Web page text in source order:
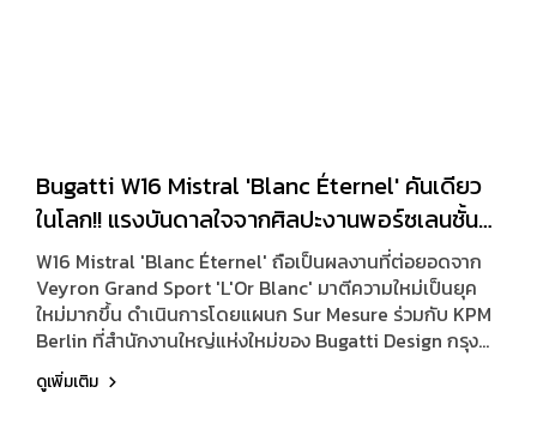
Bugatti W16 Mistral 'Blanc Éternel' คันเดียว
ในโลก!! แรงบันดาลใจจากศิลปะงานพอร์ซเลนชั้น
สูง
W16 Mistral 'Blanc Éternel' ถือเป็นผลงานที่ต่อยอดจาก
Veyron Grand Sport 'L'Or Blanc' มาตีความใหม่เป็นยุค
ใหม่มากขึ้น ดำเนินการโดยแผนก Sur Mesure ร่วมกับ KPM
Berlin ที่สำนักงานใหญ่แห่งใหม่ของ Bugatti Design กรุง
เบอร์ลิน เยอรมนี ซึ่งมีพื้นที่กว่า 12,000 ตารางฟุต
ดูเพิ่มเติม